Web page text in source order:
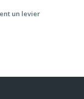
un levier